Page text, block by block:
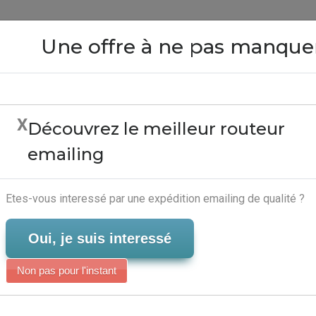
- Logiciel
Close
Une offre à ne pas
XDécouvrez le meilleur routeur
emailing
Etes-vous interessé par une expédition emailing de qualité ?
Oui, je suis interessé
Non pas pour l'instant